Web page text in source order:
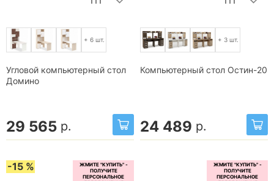
+ 6 шт.
Угловой компьютерный стол
Домино
29 565 р.
+ 3 шт.
Компьютерный стол Остин-20
24 489 р.
-15 %